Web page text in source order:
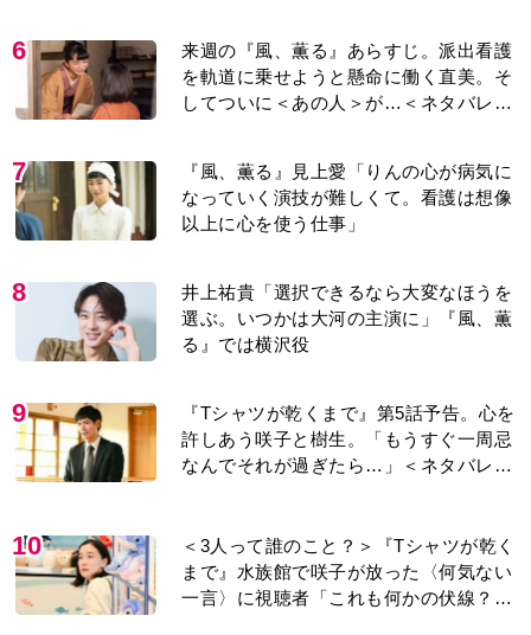
6
来週の『風、薫る』あらすじ。派出看護
を軌道に乗せようと懸命に働く直美。そ
してついに＜あの人＞が…＜ネタバレあ
7
『風、薫る』見上愛「りんの心が病気に
なっていく演技が難しくて。看護は想像
以上に心を使う仕事」
8
井上祐貴「選択できるなら大変なほうを
選ぶ。いつかは大河の主演に」『風、薫
る』では横沢役
9
『Tシャツが乾くまで』第5話予告。心を
許しあう咲子と樹生。「もうすぐ一周忌
なんでそれが過ぎたら…」＜ネタバレあ
10
＜3人って誰のこと？＞『Tシャツが乾く
まで』水族館で咲子が放った〈何気ない
一言〉に視聴者「これも何かの伏線？」